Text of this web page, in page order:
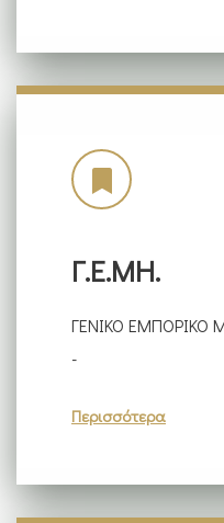
Γ.Ε.ΜΗ.
ΓΕΝΙΚΟ ΕΜΠΟΡΙΚΟ
-
Περισσότερα